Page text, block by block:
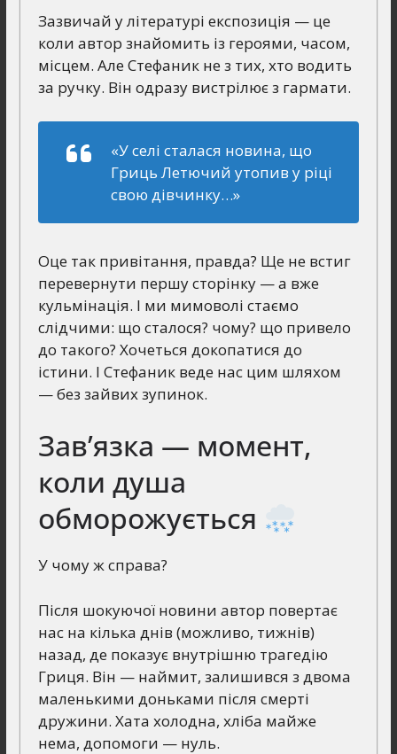
Зазвичай у літературі експозиція — це
коли автор знайомить із героями, часом,
місцем. Але Стефаник не з тих, хто водить
за ручку. Він одразу вистрілює з гармати.
«У селі сталася новина, що
Гриць Летючий утопив у ріці
свою дівчинку…»
Оце так привітання, правда? Ще не встиг
перевернути першу сторінку — а вже
кульмінація. І ми мимоволі стаємо
слідчими: що сталося? чому? що привело
до такого? Хочеться докопатися до
істини. І Стефаник веде нас цим шляхом
— без зайвих зупинок.
Зав’язка — момент,
коли душа
обморожується
У чому ж справа?
Після шокуючої новини автор повертає
нас на кілька днів (можливо, тижнів)
назад, де показує внутрішню трагедію
Гриця. Він — наймит, залишився з двома
маленькими доньками після смерті
дружини. Хата холодна, хліба майже
нема, допомоги — нуль.